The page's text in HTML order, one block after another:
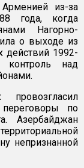
из-за
года, когда
Нагорно-
о выходе из
действий 1992-
контроль над
по
Азербайджан
непризнанной